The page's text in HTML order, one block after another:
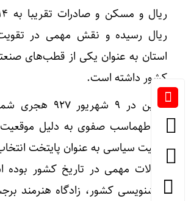
ریال رسیده و نقش مهمی در
استان به عنوان یکی از قطب‌های
کشور داشته است.
قزوین در ۹
شاه‌طهماسب صفوی به دلیل
اهمیت سیاسی به عنوان پایتخت
تحولات مهمی در تاریخ کشور
خوشنویسی کشور، زادگاه هنرمند